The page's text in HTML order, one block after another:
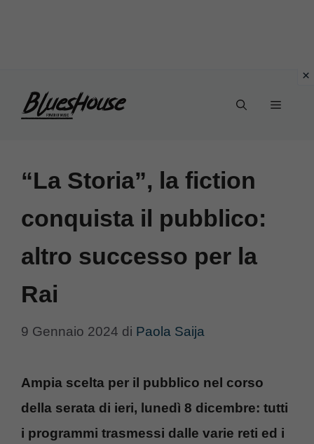
Menu
“La Storia”, la fiction
conquista il pubblico:
altro successo per la
Rai
9 Gennaio 2024 di Paola Saija
Ampia scelta per il pubblico nel corso
della serata di ieri, lunedì 8 dicembre: tutti
i programmi trasmessi dalle varie reti ed i